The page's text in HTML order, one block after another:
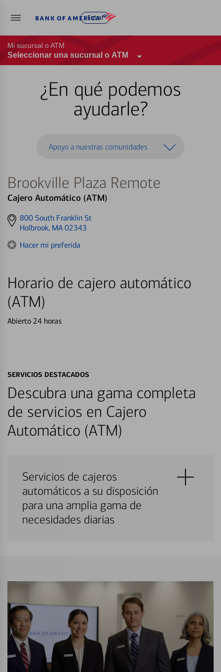
Entrar
Mi sucursal o ATM
Seleccionar una sucursal o ATM
¿En qué podemos
ayudarle?
Apoyo a nuestras comunidades
Brookville Plaza Remote
Cajero Automático (ATM)
Get
directions
800 South Franklin St
Holbrook, MA 02343
Hacer mi preferida
Horario de cajero automático
(ATM)
Abierto 24 horas
SERVICIOS DESTACADOS
Descubra una gama completa
de servicios en Cajero
Automático (ATM)
Servicios de cajeros
automáticos a su disposición
para una amplia gama de
necesidades diarias